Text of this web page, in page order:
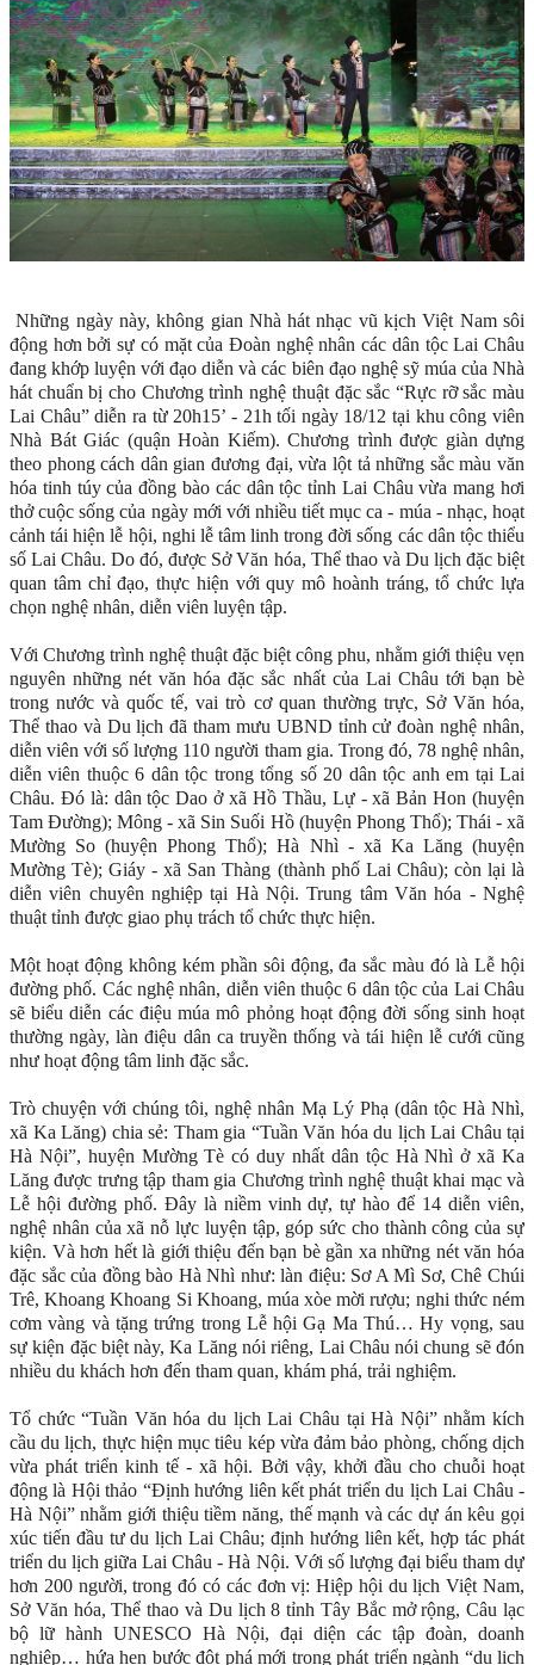
Những ngày này, không gian Nhà hát nhạc vũ kịch Việt Nam sôi
động hơn bởi sự có mặt của Đoàn nghệ nhân các dân tộc Lai Châu
đang khớp luyện với đạo diễn và các biên đạo nghệ sỹ múa của Nhà
hát chuẩn bị cho Chương trình nghệ thuật đặc sắc “Rực rỡ sắc màu
Lai Châu” diễn ra từ 20h15’ - 21h tối ngày 18/12 tại khu công viên
Nhà Bát Giác (quận Hoàn Kiếm). Chương trình được giàn dựng
theo phong cách dân gian đương đại, vừa lột tả những sắc màu văn
hóa tinh túy của đồng bào các dân tộc tỉnh Lai Châu vừa mang hơi
thở cuộc sống của ngày mới với nhiều tiết mục ca - múa - nhạc, hoạt
cảnh tái hiện lễ hội, nghi lễ tâm linh trong đời sống các dân tộc thiểu
số Lai Châu. Do đó, được Sở Văn hóa, Thể thao và Du lịch đặc biệt
quan tâm chỉ đạo, thực hiện với quy mô hoành tráng, tổ chức lựa
chọn nghệ nhân, diễn viên luyện tập.
Với Chương trình nghệ thuật đặc biệt công phu, nhằm giới thiệu vẹn
nguyên những nét văn hóa đặc sắc nhất của Lai Châu tới bạn bè
trong nước và quốc tế, vai trò cơ quan thường trực, Sở Văn hóa,
Thể thao và Du lịch đã tham mưu UBND tỉnh cử đoàn nghệ nhân,
diễn viên với số lượng 110 người tham gia. Trong đó, 78 nghệ nhân,
diễn viên thuộc 6 dân tộc trong tổng số 20 dân tộc anh em tại Lai
Châu. Đó là: dân tộc Dao ở xã Hồ Thầu, Lự - xã Bản Hon (huyện
Tam Đường); Mông - xã Sin Suối Hồ (huyện Phong Thổ); Thái - xã
Mường So (huyện Phong Thổ); Hà Nhì - xã Ka Lăng (huyện
Mường Tè); Giáy - xã San Thàng (thành phố Lai Châu); còn lại là
diễn viên chuyên nghiệp tại Hà Nội. Trung tâm Văn hóa - Nghệ
thuật tỉnh được giao phụ trách tổ chức thực hiện.
Một hoạt động không kém phần sôi động, đa sắc màu đó là Lễ hội
đường phố. Các nghệ nhân, diễn viên thuộc 6 dân tộc của Lai Châu
sẽ biểu diễn các điệu múa mô phỏng hoạt động đời sống sinh hoạt
thường ngày, làn điệu dân ca truyền thống và tái hiện lễ cưới cũng
như hoạt động tâm linh đặc sắc.
Trò chuyện với chúng tôi, nghệ nhân Mạ Lý Phạ (dân tộc Hà Nhì,
xã Ka Lăng) chia sẻ: Tham gia “Tuần Văn hóa du lịch Lai Châu tại
Hà Nội”, huyện Mường Tè có duy nhất dân tộc Hà Nhì ở xã Ka
Lăng được trưng tập tham gia Chương trình nghệ thuật khai mạc và
Lễ hội đường phố. Đây là niềm vinh dự, tự hào để 14 diễn viên,
nghệ nhân của xã nỗ lực luyện tập, góp sức cho thành công của sự
kiện. Và hơn hết là giới thiệu đến bạn bè gần xa những nét văn hóa
đặc sắc của đồng bào Hà Nhì như: làn điệu: Sơ A Mì Sơ, Chê Chúi
Trê, Khoang Khoang Si Khoang, múa xòe mời rượu; nghi thức ném
cơm vàng và tặng trứng trong Lễ hội Gạ Ma Thú… Hy vọng, sau
sự kiện đặc biệt này, Ka Lăng nói riêng, Lai Châu nói chung sẽ đón
nhiều du khách hơn đến tham quan, khám phá, trải nghiệm.
Tổ chức “Tuần Văn hóa du lịch Lai Châu tại Hà Nội” nhằm kích
cầu du lịch, thực hiện mục tiêu kép vừa đảm bảo phòng, chống dịch
vừa phát triển kinh tế - xã hội. Bởi vậy, khởi đầu cho chuỗi hoạt
động là Hội thảo “Định hướng liên kết phát triển du lịch Lai Châu -
Hà Nội” nhằm giới thiệu tiềm năng, thế mạnh và các dự án kêu gọi
xúc tiến đầu tư du lịch Lai Châu; định hướng liên kết, hợp tác phát
triển du lịch giữa Lai Châu - Hà Nội. Với số lượng đại biểu tham dự
hơn 200 người, trong đó có các đơn vị: Hiệp hội du lịch Việt Nam,
Sở Văn hóa, Thể thao và Du lịch 8 tỉnh Tây Bắc mở rộng, Câu lạc
bộ lữ hành UNESCO Hà Nội, đại diện các tập đoàn, doanh
nghiệp… hứa hẹn bước đột phá mới trong phát triển ngành “du lịch